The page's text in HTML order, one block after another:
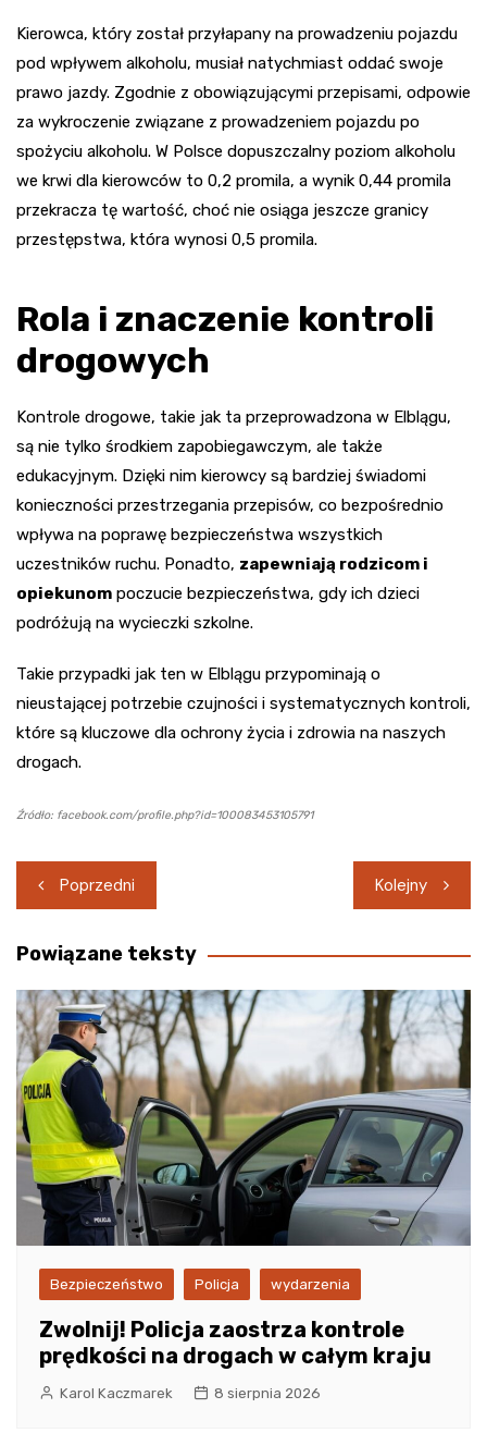
Kierowca, który został przyłapany na prowadzeniu pojazdu
pod wpływem alkoholu, musiał natychmiast oddać swoje
prawo jazdy. Zgodnie z obowiązującymi przepisami, odpowie
za wykroczenie związane z prowadzeniem pojazdu po
spożyciu alkoholu. W Polsce dopuszczalny poziom alkoholu
we krwi dla kierowców to 0,2 promila, a wynik 0,44 promila
przekracza tę wartość, choć nie osiąga jeszcze granicy
przestępstwa, która wynosi 0,5 promila.
Rola i znaczenie kontroli
drogowych
Kontrole drogowe, takie jak ta przeprowadzona w Elblągu,
są nie tylko środkiem zapobiegawczym, ale także
edukacyjnym. Dzięki nim kierowcy są bardziej świadomi
konieczności przestrzegania przepisów, co bezpośrednio
wpływa na poprawę bezpieczeństwa wszystkich
uczestników ruchu. Ponadto, zapewniają rodzicom i
opiekunom poczucie bezpieczeństwa, gdy ich dzieci
podróżują na wycieczki szkolne.
Takie przypadki jak ten w Elblągu przypominają o
nieustającej potrzebie czujności i systematycznych kontroli,
które są kluczowe dla ochrony życia i zdrowia na naszych
drogach.
Źródło: facebook.com/profile.php?id=100083453105791
Nawigacja
wpisu
Poprzedni Kolejny
Powiązane teksty
Bezpieczeństwo Policja wydarzenia
Zwolnij! Policja zaostrza kontrole
prędkości na drogach w całym kraju
Karol Kaczmarek 8 sierpnia 2026